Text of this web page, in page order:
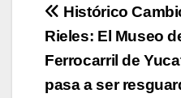
Navegación
de
entradas
Histórico
Rieles: El Museo
Ferrocarril de
pasa a ser